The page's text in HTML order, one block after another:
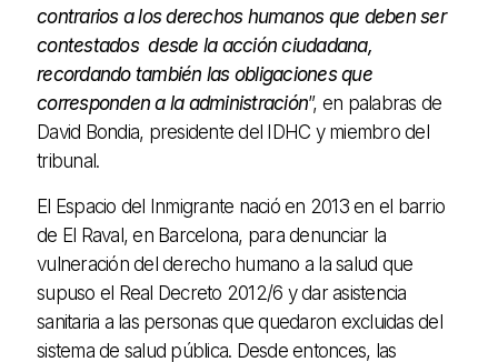
contrarios a los derechos humanos que deben ser
contestados desde la acción ciudadana,
recordando también las obligaciones que
corresponden a la administración”, en palabras de
David Bondia, presidente del IDHC y miembro del
tribunal.
El Espacio del Inmigrante nació en 2013 en el barrio
de El Raval, en Barcelona, para denunciar la
vulneración del derecho humano a la salud que
supuso el Real Decreto 2012/6 y dar asistencia
sanitaria a las personas que quedaron excluidas del
sistema de salud pública. Desde entonces, las